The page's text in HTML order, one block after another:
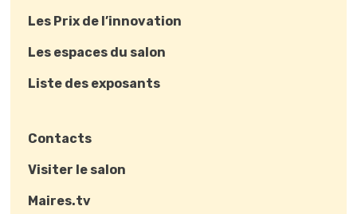
Les Prix de l’innovation
Les espaces du salon
Liste des exposants
Contacts
Visiter le salon
Maires.tv